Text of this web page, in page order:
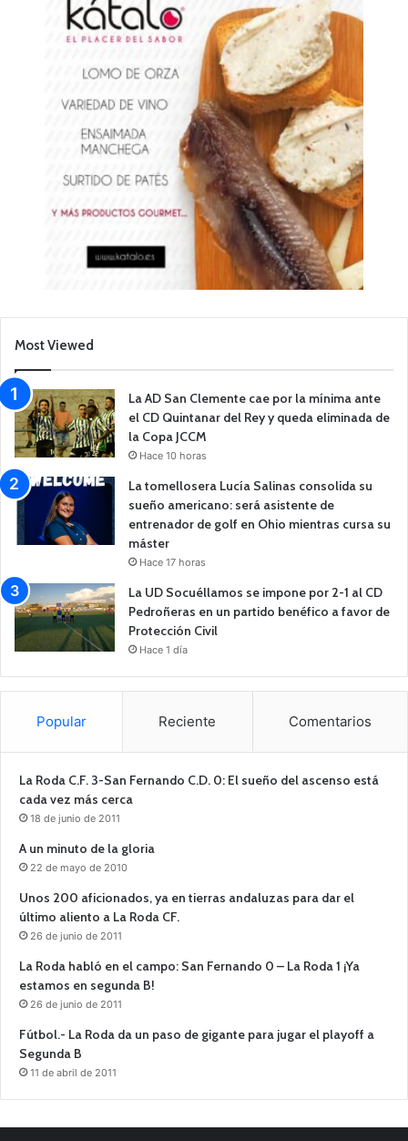
Most Viewed
La AD San Clemente cae por la mínima ante
el CD Quintanar del Rey y queda eliminada de
la Copa JCCM
Hace 10 horas
La tomellosera Lucía Salinas consolida su
sueño americano: será asistente de
entrenador de golf en Ohio mientras cursa su
máster
Hace 17 horas
La UD Socuéllamos se impone por 2-1 al CD
Pedroñeras en un partido benéfico a favor de
Protección Civil
Hace 1 día
Popular Reciente Comentarios
La Roda C.F. 3-San Fernando C.D. 0: El sueño del ascenso está
cada vez más cerca
18 de junio de 2011
A un minuto de la gloria
22 de mayo de 2010
Unos 200 aficionados, ya en tierras andaluzas para dar el
último aliento a La Roda CF.
26 de junio de 2011
La Roda habló en el campo: San Fernando 0 – La Roda 1 ¡Ya
estamos en segunda B!
26 de junio de 2011
Fútbol.- La Roda da un paso de gigante para jugar el playoff a
Segunda B
11 de abril de 2011